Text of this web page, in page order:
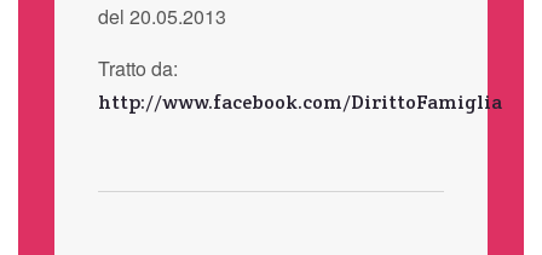
del 20.05.2013
Tratto da:
http://www.facebook.com/DirittoFamiglia